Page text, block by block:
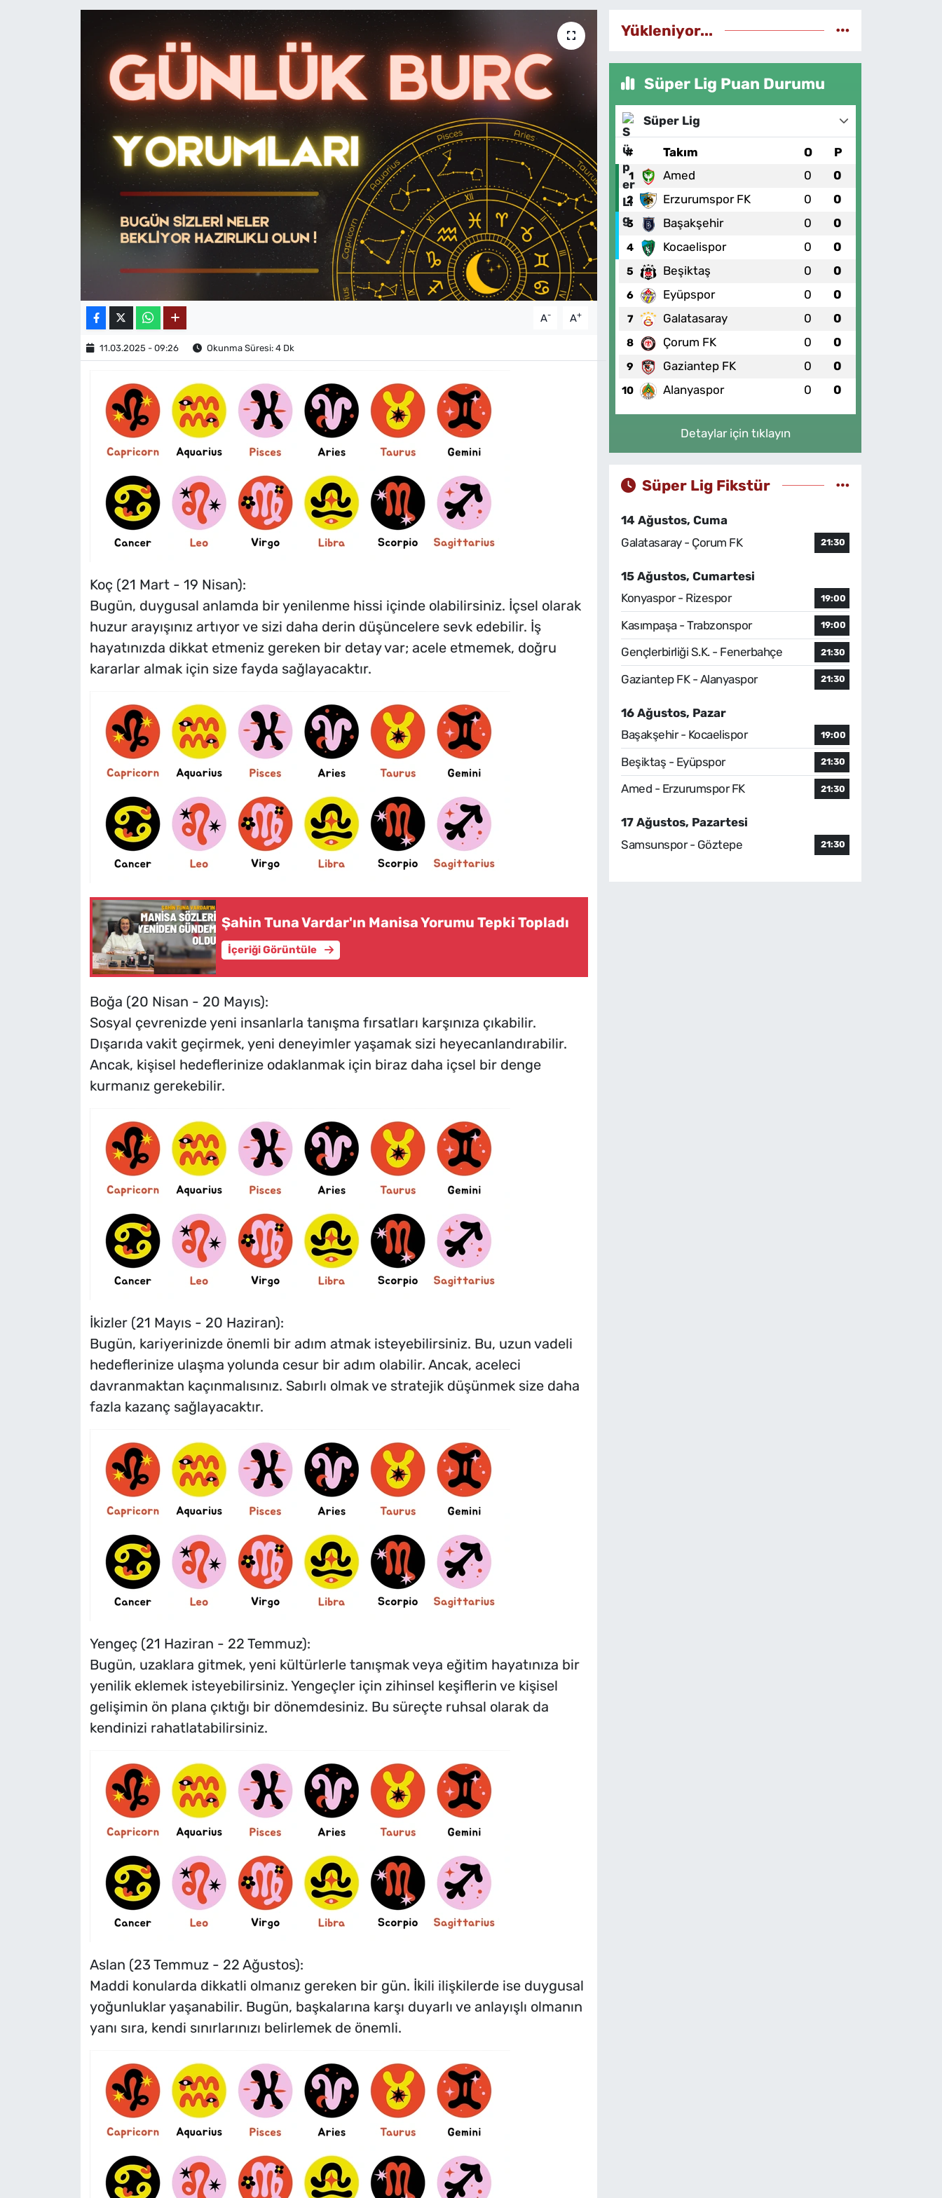
A- A+
11.03.2025 - 09:26 Okunma Süresi: 4 Dk
Koç (21 Mart - 19 Nisan):
Bugün, duygusal anlamda bir yenilenme hissi içinde olabilirsiniz. İçsel olarak
huzur arayışınız artıyor ve sizi daha derin düşüncelere sevk edebilir. İş
hayatınızda dikkat etmeniz gereken bir detay var; acele etmemek, doğru
kararlar almak için size fayda sağlayacaktır.
Şahin Tuna Vardar'ın Manisa Yorumu Tepki Topladı
İçeriği Görüntüle
Boğa (20 Nisan - 20 Mayıs):
Sosyal çevrenizde yeni insanlarla tanışma fırsatları karşınıza çıkabilir.
Dışarıda vakit geçirmek, yeni deneyimler yaşamak sizi heyecanlandırabilir.
Ancak, kişisel hedeflerinize odaklanmak için biraz daha içsel bir denge
kurmanız gerekebilir.
İkizler (21 Mayıs - 20 Haziran):
Bugün, kariyerinizde önemli bir adım atmak isteyebilirsiniz. Bu, uzun vadeli
hedeflerinize ulaşma yolunda cesur bir adım olabilir. Ancak, aceleci
davranmaktan kaçınmalısınız. Sabırlı olmak ve stratejik düşünmek size daha
fazla kazanç sağlayacaktır.
Yengeç (21 Haziran - 22 Temmuz):
Bugün, uzaklara gitmek, yeni kültürlerle tanışmak veya eğitim hayatınıza bir
yenilik eklemek isteyebilirsiniz. Yengeçler için zihinsel keşiflerin ve kişisel
gelişimin ön plana çıktığı bir dönemdesiniz. Bu süreçte ruhsal olarak da
kendinizi rahatlatabilirsiniz.
Aslan (23 Temmuz - 22 Ağustos):
Maddi konularda dikkatli olmanız gereken bir gün. İkili ilişkilerde ise duygusal
yoğunluklar yaşanabilir. Bugün, başkalarına karşı duyarlı ve anlayışlı olmanın
yanı sıra, kendi sınırlarınızı belirlemek de önemli.
Yükleniyor...
Süper Lig Puan Durumu
Süper Lig
# Takım O P
1 Amed 0 0
2 Erzurumspor FK 0 0
3 Başakşehir 0 0
4 Kocaelispor 0 0
5 Beşiktaş 0 0
6 Eyüpspor 0 0
7 Galatasaray 0 0
8 Çorum FK 0 0
9 Gaziantep FK 0 0
10 Alanyaspor 0 0
Detaylar için tıklayın
Süper Lig Fikstür
14 Ağustos, Cuma
Galatasaray - Çorum FK
21:30
15 Ağustos, Cumartesi
Konyaspor - Rizespor
19:00
Kasımpaşa - Trabzonspor 19:00
Gençlerbirliği S.K. - Fenerbahçe 21:30
Gaziantep FK - Alanyaspor 21:30
16 Ağustos, Pazar
Başakşehir - Kocaelispor
19:00
Beşiktaş - Eyüpspor 21:30
Amed - Erzurumspor FK 21:30
17 Ağustos, Pazartesi
Samsunspor - Göztepe
21:30